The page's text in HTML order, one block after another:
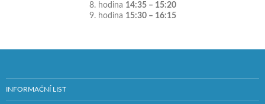
8. hodina 14:35 – 15:20
9. hodina 15:30 – 16:15
INFORMAČNÍ LIST